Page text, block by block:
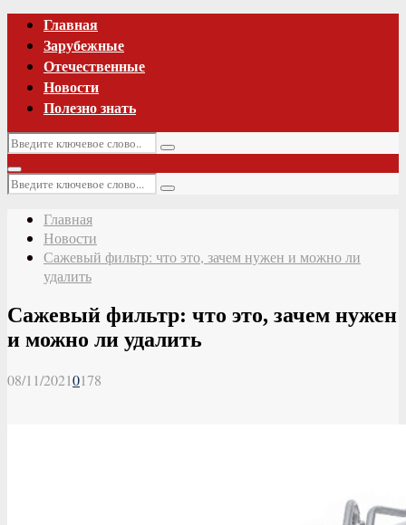
Главная
Зарубежные
Отечественные
Новости
Полезно знать
Искать:
Поиск
Основное
меню
Искать:
Поиск
Главная
Новости
Сажевый фильтр: что это, зачем нужен и можно ли
удалить
Сажевый фильтр: что это, зачем нужен
и можно ли удалить
08/11/20210178